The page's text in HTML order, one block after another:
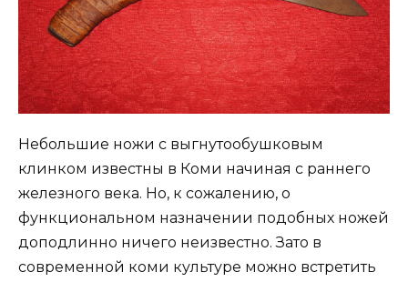
Небольшие ножи с выгнутообушковым
клинком известны в Коми начиная с раннего
железного века. Но, к сожалению, о
функциональном назначении подобных ножей
доподлинно ничего неизвестно. Зато в
современной коми культуре можно встретить